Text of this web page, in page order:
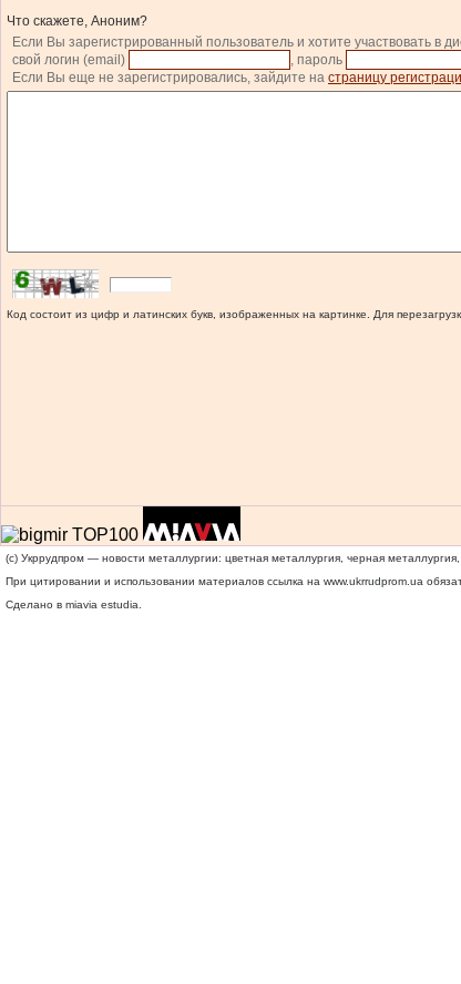
Что скажете, Аноним?
Если Вы зарегистрированный пользователь и хотите участвовать в
свой логин (email)
, пароль
Если Вы еще не зарегистрировались, зайдите на страницу
Код состоит из цифр и латинских букв, изображенных на картинке. Для
(c) Укррудпром — новости металлургии: цветная металлургия, черная
При цитировании и использовании материалов ссылка на www.ukrrudprom.ua
Сделано в miavia estudia.